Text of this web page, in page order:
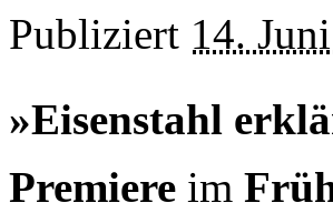
Publiziert 14.
»Eisenstahl
Premiere im